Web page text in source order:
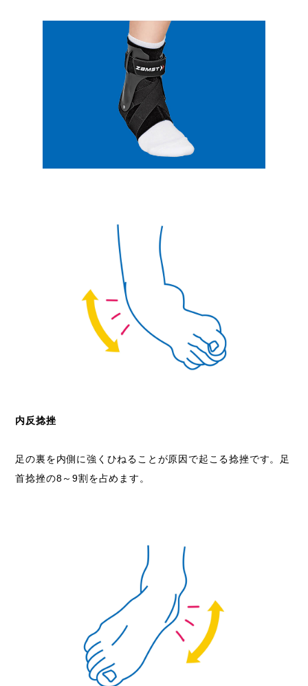
内反捻挫
足の裏を内側に強くひねることが原因で起こる捻挫です。足
首捻挫の8～9割を占めます。